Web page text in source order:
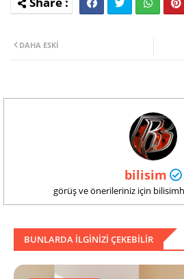
DAHA ESKI
bilisim
görüş ve önerileriniz için
BUNLARDA ILGINIZI ÇEKEBILIR